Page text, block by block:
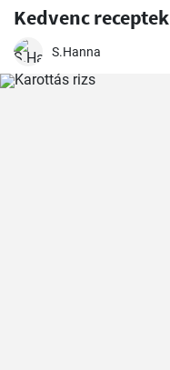
Kedvenc receptek
S.Hanna